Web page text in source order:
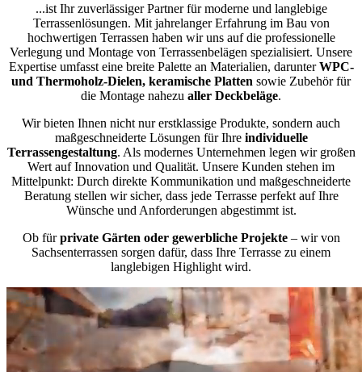
...ist Ihr zuverlässiger Partner für moderne und langlebige
Terrassenlösungen. Mit jahrelanger Erfahrung im Bau von
hochwertigen Terrassen haben wir uns auf die professionelle
Verlegung und Montage von Terrassenbelägen spezialisiert. Unsere
Expertise umfasst eine breite Palette an Materialien, darunterWPC-
und Thermoholz-Dielen, keramische Platten sowie Zubehör für
die Montage nahezu aller Deckbeläge.
Wir bieten Ihnen nicht nur erstklassige Produkte, sondern auch
maßgeschneiderte Lösungen für Ihreindividuelle
Terrassengestaltung. Als modernes Unternehmen legen wir großen
Wert auf Innovation und Qualität. Unsere Kunden stehen im
Mittelpunkt: Durch direkte Kommunikation und maßgeschneiderte
Beratung stellen wir sicher, dass jede Terrasse perfekt auf Ihre
Wünsche und Anforderungen abgestimmt ist.
Ob fürprivate Gärten oder gewerbliche Projekte– wir von
Sachsenterrassen sorgen dafür, dass Ihre Terrasse zu einem
langlebigen Highlight wird.